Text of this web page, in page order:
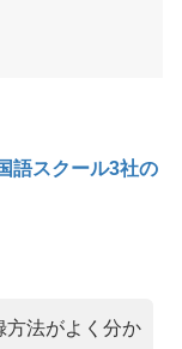
語スクール3社の
方法がよく分か